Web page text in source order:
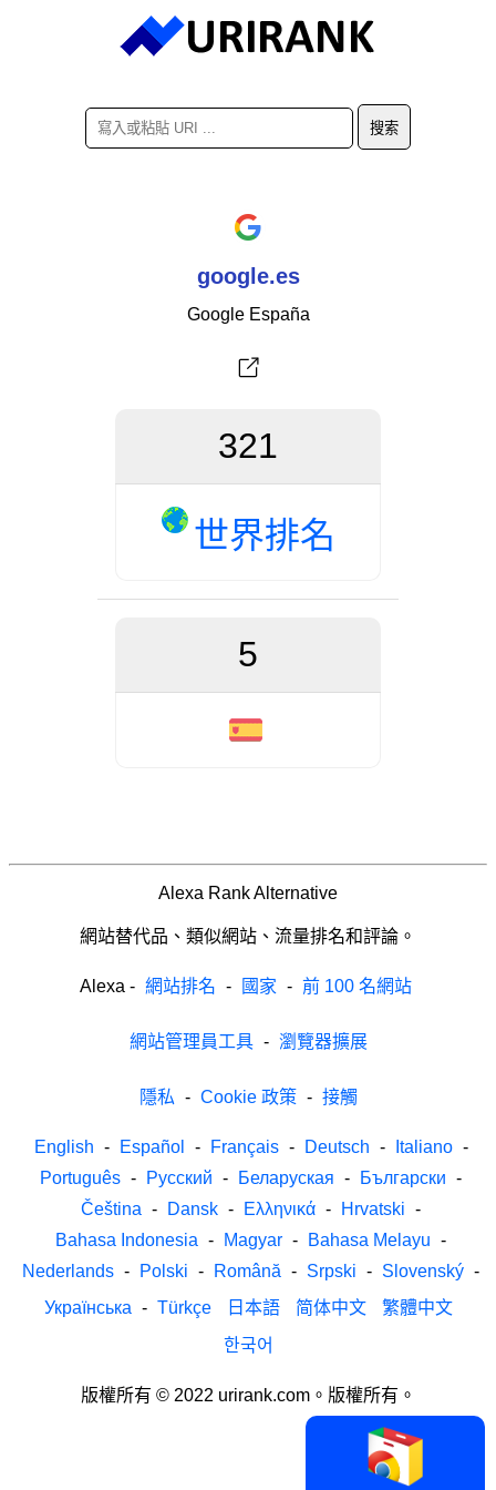
google.es
Google España
321
世界排名
5
Alexa Rank Alternative
網站替代品、類似網站、流量排名和評論。
Alexa - 網站排名 - 國家 - 前 100 名網站
網站管理員工具 - 瀏覽器擴展
隱私 - Cookie 政策 - 接觸
English - Español - Français - Deutsch - Italiano -
Português - Русский - Беларуская - Български -
Čeština - Dansk - Ελληνικά - Hrvatski -
Bahasa Indonesia - Magyar - Bahasa Melayu -
Nederlands - Polski - Română - Srpski - Slovenský -
Українська - Türkçe 日本語 简体中文
繁體中文
한국어
版權所有 © 2022 urirank.com。版權所有。